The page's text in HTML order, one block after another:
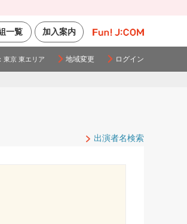
加入案内
一覧
東京 東エリア 地域変更 ログイン
出演者名検索